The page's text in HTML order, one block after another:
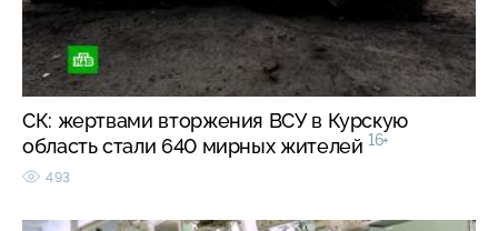
СК: жертвами вторжения ВСУ в Курскую
область стали 640 мирных жителей 16+
493